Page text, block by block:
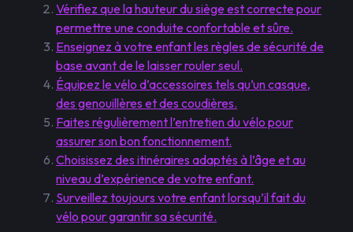
Vérifiez que la hauteur du siège est correcte pour
permettre une conduite confortable et sûre.
Enseignez à votre enfant les règles de sécurité de
base avant de le laisser rouler seul.
Équipez le vélo d’accessoires tels qu’un casque,
des genouillères et des coudières.
Faites régulièrement l’entretien du vélo pour
assurer son bon fonctionnement.
Choisissez des itinéraires adaptés à l’âge et au
niveau d’expérience de votre enfant.
Surveillez toujours votre enfant lorsqu’il fait du
vélo pour garantir sa sécurité.